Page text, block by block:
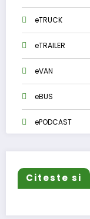
eTRUCK
eTRAILER
eVAN
eBUS
ePODCAST
Citeste si